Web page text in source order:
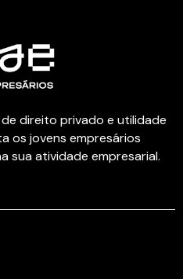
direito privado e utilidade
os jovens empresários
sua atividade empresarial.